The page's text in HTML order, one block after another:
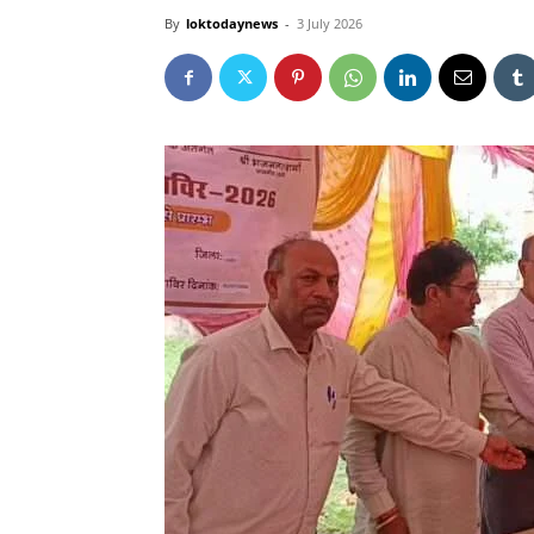
By loktodaynews - 3 July 2026